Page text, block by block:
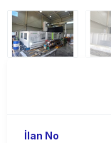
İlan No